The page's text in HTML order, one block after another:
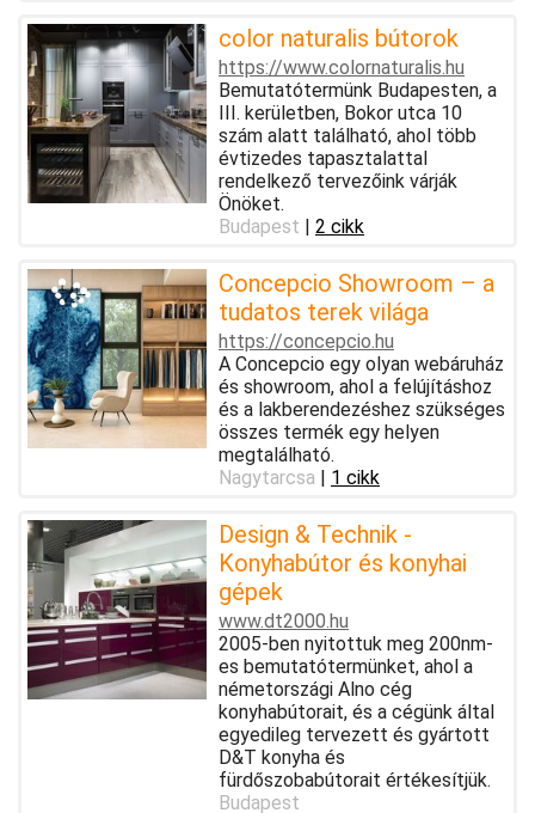
color naturalis bútorok
https://www.colornaturalis.hu
Bemutatótermünk Budapesten, a
III. kerületben, Bokor utca 10
szám alatt található, ahol több
évtizedes tapasztalattal
rendelkező tervezőink várják
Önöket.
Budapest | 2 cikk
Concepcio Showroom – a
tudatos terek világa
https://concepcio.hu
A Concepcio egy olyan webáruház
és showroom, ahol a felújításhoz
és a lakberendezéshez szükséges
összes termék egy helyen
megtalálható.
Nagytarcsa | 1 cikk
Design & Technik -
Konyhabútor és konyhai
gépek
www.dt2000.hu
2005-ben nyitottuk meg 200nm-
es bemutatótermünket, ahol a
németországi Alno cég
konyhabútorait, és a cégünk által
egyedileg tervezett és gyártott
D&T konyha és
fürdőszobabútorait értékesítjük.
Budapest